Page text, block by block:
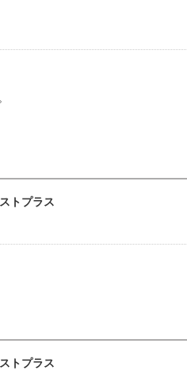
トプラス
トプラス